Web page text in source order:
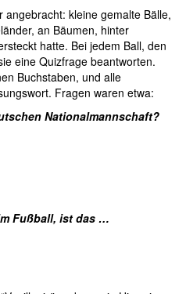
kleine gemalte Bälle,
an Bäumen, hinter
hatte. Bei jedem Ball, den
eine Quizfrage beantworten.
Buchstaben, und alle
Fragen waren etwa:
Nationalmannschaft?
Fußball, ist das …